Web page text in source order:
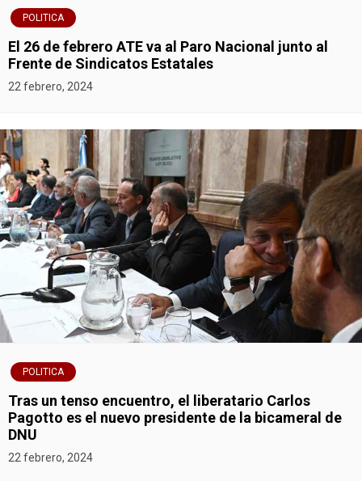
POLITICA
El 26 de febrero ATE va al Paro Nacional junto al
Frente de Sindicatos Estatales
22 febrero, 2024
POLITICA
Tras un tenso encuentro, el liberatario Carlos
Pagotto es el nuevo presidente de la bicameral de
DNU
22 febrero, 2024